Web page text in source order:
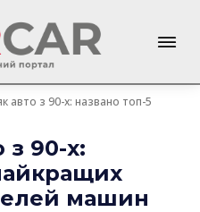
авто з 90-х: названо топ-5
з 90-х:
машин